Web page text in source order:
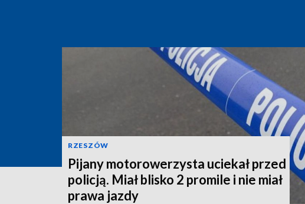
RZESZÓW
Pijany motorowerzysta uciekał przed
policją. Miał blisko 2 promile i nie miał
prawa jazdy